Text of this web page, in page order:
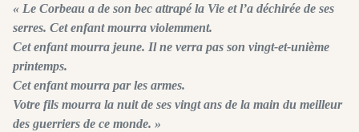
« Le Corbeau a de son bec attrapé la Vie et l’a déchirée de ses
serres. Cet enfant mourra violemment.
Cet enfant mourra jeune. Il ne verra pas son vingt-et-unième
printemps.
Cet enfant mourra par les armes.
Votre fils mourra la nuit de ses vingt ans de la main du meilleur
des guerriers de ce monde. »